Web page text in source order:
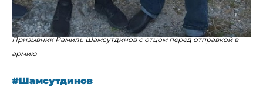
Призывник Рамиль Шамсутдинов с отцом перед отправкой в
армию
#Шамсутдинов